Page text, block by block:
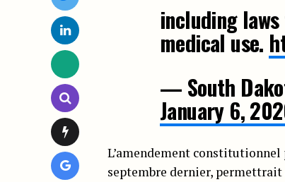
including
medical use.
— South
January 6,
L’amendement
septembre dernier, permettrait